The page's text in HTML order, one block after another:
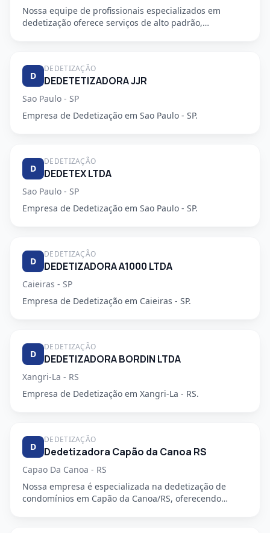
Nossa equipe de profissionais especializados em
dedetização oferece serviços de alto padrão,
D
DEDETIZAÇÃO
DEDETETIZADORA JJR
Sao Paulo - SP
Empresa de Dedetização em Sao Paulo - SP.
D
DEDETIZAÇÃO
DEDETEX LTDA
Sao Paulo - SP
Empresa de Dedetização em Sao Paulo - SP.
D
DEDETIZAÇÃO
DEDETIZADORA A1000 LTDA
Caieiras - SP
Empresa de Dedetização em Caieiras - SP.
D
DEDETIZAÇÃO
DEDETIZADORA BORDIN LTDA
Xangri-La - RS
Empresa de Dedetização em Xangri-La - RS.
D
DEDETIZAÇÃO
Dedetizadora Capão da Canoa RS
Capao Da Canoa - RS
Nossa empresa é especializada na dedetização de
condomínios em Capão da Canoa/RS, oferecendo